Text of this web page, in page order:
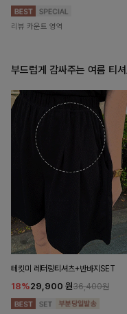
리뷰 카운트 영역
부드럽게 감싸주는 여름 티
테킷미 레터링티셔츠+반바지SET
18%29,900 원36,400원